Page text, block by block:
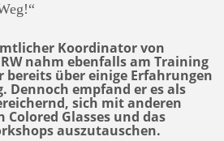
Koordinator von
nahm ebenfalls am Training
bereits über einige Erfahrungen
Dennoch empfand er es als
sich mit anderen
Glasses und das
auszutauschen.